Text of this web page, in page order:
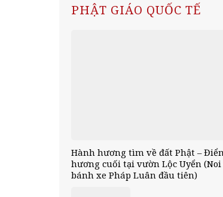
PHẬT GIÁO QUỐC TẾ
Hành hương tìm về đất Phật –
hương cuối tại vườn Lộc Uyển
bánh xe Pháp Luân đầu tiên)